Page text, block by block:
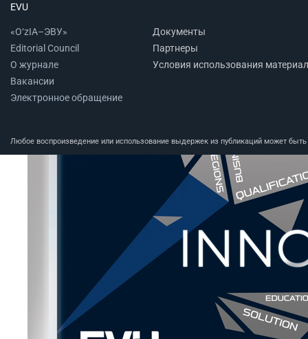
EVU
«O‘zIA–ЭВУ»
Editorial Council
О журнале
Вакансии
Электронное обращение
Документы
Партнеры
Условия использования
Любое воспроизведение или использование выдержек из публикаций может